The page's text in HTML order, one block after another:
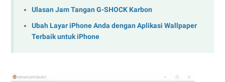
Ulasan Jam Tangan G-SHOCK Karbon
Ubah Layar iPhone Anda dengan Aplikasi Wallpaper
Terbaik untuk iPhone